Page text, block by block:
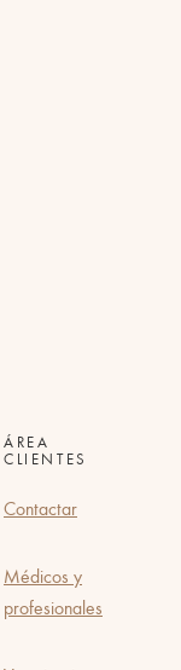
ÁREA
CLIENTES
Contactar
Médicos y
profesionales